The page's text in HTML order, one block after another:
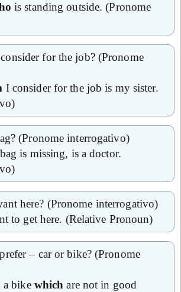
is standing outside. (Pronome
for the job? (Pronome
I consider for the job is my sister.
(Pronome interrogativo)
bag is missing, is a doctor.
here? (Pronome interrogativo)
to get here. (Relative Pronoun)
– car or bike? (Pronome
a bike which are not in good